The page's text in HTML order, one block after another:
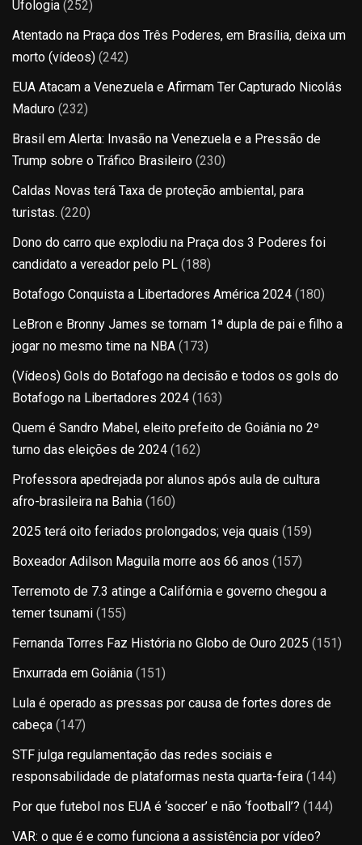
Ufologia (252)
Atentado na Praça dos Três Poderes, em Brasília, deixa um
morto (vídeos) (242)
EUA Atacam a Venezuela e Afirmam Ter Capturado Nicolás
Maduro (232)
Brasil em Alerta: Invasão na Venezuela e a Pressão de
Trump sobre o Tráfico Brasileiro (230)
Caldas Novas terá Taxa de proteção ambiental, para
turistas. (220)
Dono do carro que explodiu na Praça dos 3 Poderes foi
candidato a vereador pelo PL (188)
Botafogo Conquista a Libertadores América 2024 (180)
LeBron e Bronny James se tornam 1ª dupla de pai e filho a
jogar no mesmo time na NBA (173)
(Vídeos) Gols do Botafogo na decisão e todos os gols do
Botafogo na Libertadores 2024 (163)
Quem é Sandro Mabel, eleito prefeito de Goiânia no 2º
turno das eleições de 2024 (162)
Professora apedrejada por alunos após aula de cultura
afro-brasileira na Bahia (160)
2025 terá oito feriados prolongados; veja quais (159)
Boxeador Adilson Maguila morre aos 66 anos (157)
Terremoto de 7.3 atinge a Califórnia e governo chegou a
temer tsunami (155)
Fernanda Torres Faz História no Globo de Ouro 2025 (151)
Enxurrada em Goiânia (151)
Lula é operado as pressas por causa de fortes dores de
cabeça (147)
STF julga regulamentação das redes sociais e
responsabilidade de plataformas nesta quarta-feira (144)
Por que futebol nos EUA é ‘soccer’ e não ‘football’? (144)
VAR: o que é e como funciona a assistência por vídeo?